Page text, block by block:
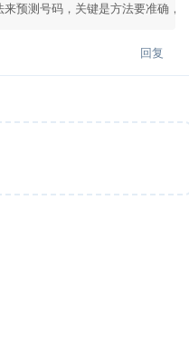
预测号码，关键是方法要准确
回复